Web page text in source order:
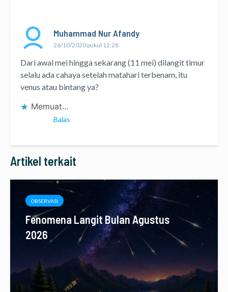
Muhammad Nur Afandy
26/10/2020 pukul 12:28
Dari awal mei hingga sekarang (11 mei) dilangit timur
selalu ada cahaya setelah matahari terbenam, itu
venus atau bintang ya?
Memuat...
Balas
Artikel terkait
OBSERVASI
Fenomena Langit Bulan Agustus
2026